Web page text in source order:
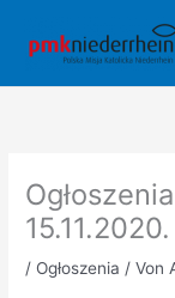
Inhalt
springen
15.11.2020.
/ Ogłoszenia / Von